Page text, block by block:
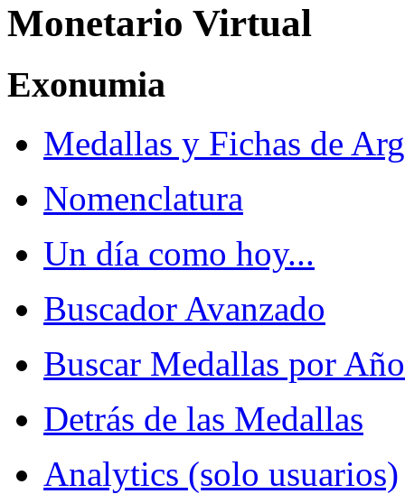
Monetario Virtual
Exonumia
Medallas y Fichas de
Nomenclatura
Un día como hoy...
Buscador Avanzado
Buscar Medallas por Año
Detrás de las Medallas
Analytics (solo usuarios)